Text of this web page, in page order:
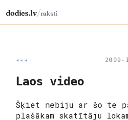
dodies.lv/raksti
◂◂◂ 2009-
Laos video
Šķiet nebiju ar šo te
plašākam skatītāju